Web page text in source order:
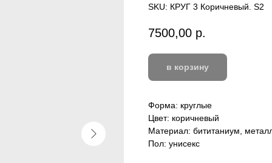
SKU: КРУГ 3 Коричневый. S2
7500,00 р.
в корзину
Форма: круглые
Цвет: коричневый
Материал: бититаниум,
Пол: унисекс